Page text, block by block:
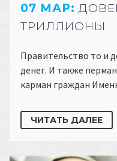
07 МАР:
ТРИЛЛИОНЫ
Правительство то и
денег. И также
карман граждан
ЧИТАТЬ ДАЛЕЕ